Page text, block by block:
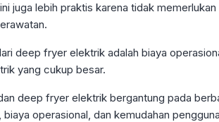
juga lebih praktis karena tidak
deep fryer elektrik adalah biaya
yang cukup besar.
deep fryer elektrik bergantung pada
operasional, dan kemudahan